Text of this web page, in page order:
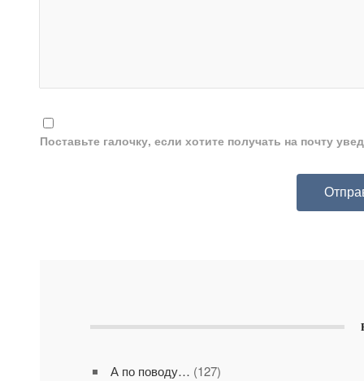
Поставьте галочку, если хотите получать на почту
А по поводу… (127)